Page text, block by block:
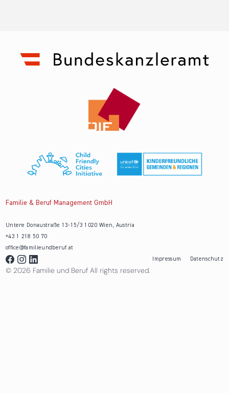
Familie & Beruf Management GmbH
Untere Donaustraße 13-15/3 1020 Wien, Austria
+43 1 218 50 70
office@familieundberuf.at
Impressum
Datenschutz
© 2026 Familie und Beruf All rights reserved.